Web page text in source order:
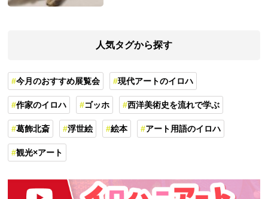
人気タグから探す
今月のおすすめ展覧会 現代アートのイロハ
作家のイロハ ゴッホ 西洋美術史を流れで学ぶ
葛飾北斎 浮世絵 絵本 アート用語のイロハ
観光×アート